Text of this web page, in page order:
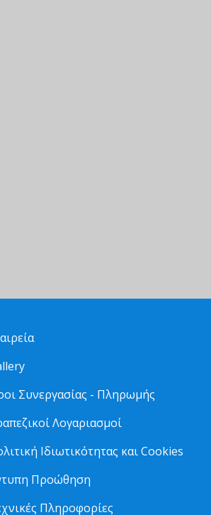
Συνεργασίας - Πληρωμής
Λογαριασμοί
Ιδιωτικότητας και Cookies
Προώθηση
Πληροφορίες